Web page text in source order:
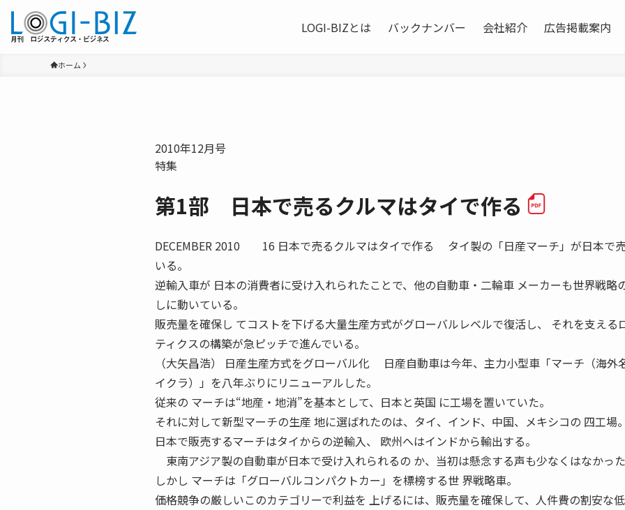
LOGI-BIZとは バックナンバー 会社紹介 広告掲載案内
ホーム
2010年12月号
特集
第1部 日本で売るクルマはタイで作る
DECEMBER 2010 16 日本で売るクルマはタイで作る タイ製の「日産マーチ」が日本で
いる。
逆輸入車が 日本の消費者に受け入れられたことで、他の自動車・二輪車 メーカーも世界戦略
しに動いている。
販売量を確保し てコストを下げる大量生産方式がグローバルレベルで復活し、 それを支える
ティクスの構築が急ピッチで進んでいる。
（大矢昌浩） 日産生産方式をグローバル化 日産自動車は今年、主力小型車「マーチ（海外
イクラ）」を八年ぶりにリニューアルした。
従来の マーチは“地産・地消”を基本として、日本と英国 に工場を置いていた。
それに対して新型マーチの生産 地に選ばれたのは、タイ、インド、中国、メキシコの 四工場。
日本で販売するマーチはタイからの逆輸入、 欧州へはインドから輸出する。
東南アジア製の自動車が日本で受け入れられるの か、当初は懸念する声も少なくはなかった
しかし マーチは「グローバルコンパクトカー」を標榜する世 界戦略車。
価格競争の厳しいこのカテゴリーで利益を 上げるには、販売量を確保して、人件費の割安な